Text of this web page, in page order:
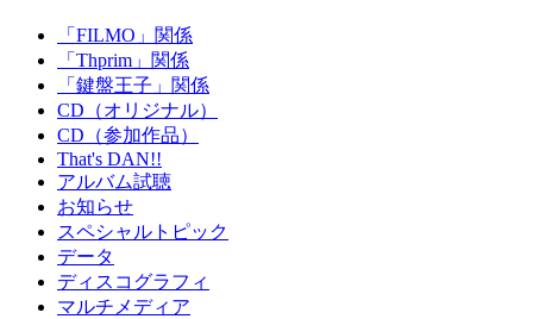
「FILMO」関係
「Thprim」関係
「鍵盤王子」関係
CD（オリジナル）
CD（参加作品）
That's DAN!!
アルバム試聴
お知らせ
スペシャルトピック
データ
ディスコグラフィ
マルチメディア